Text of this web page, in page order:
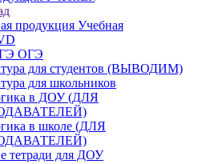
продукция Учебная
ОГЭ
для студентов (ВЫВОДИМ)
для школьников
в ДОУ (ДЛЯ
в школе (ДЛЯ
тетради для ДОУ